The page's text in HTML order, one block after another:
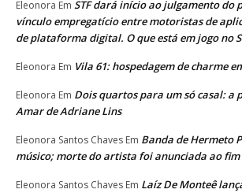
Eleonora Em STF dará início ao julgamento do
vínculo empregatício entre motoristas de
de plataforma digital. O que está em jogo no
Eleonora Em Vila 61: hospedagem de charme
Eleonora Em Dois quartos para um só casal: a
Amar de Adriane Lins
Eleonora Santos Chaves Em Banda de Hermeto
músico; morte do artista foi anunciada ao fim
Eleonora Santos Chaves Em Laíz De Monteê